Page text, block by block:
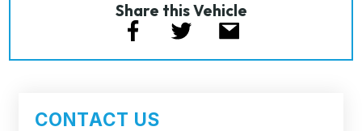
Share this Vehicle
CONTACT US